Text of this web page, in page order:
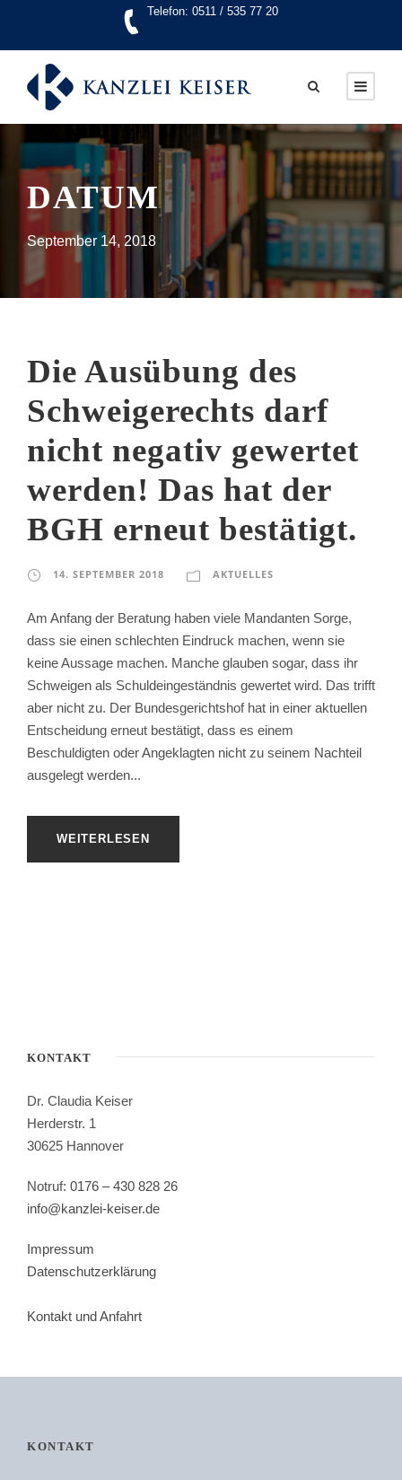
Telefon: 0511 / 535 77 20
DATUM
September 14, 2018
Die Ausübung des
Schweigerechts darf
nicht negativ gewertet
werden! Das hat der
BGH erneut bestätigt.
14. SEPTEMBER 2018 AKTUELLES
Am Anfang der Beratung haben viele Mandanten Sorge,
dass sie einen schlechten Eindruck machen, wenn sie
keine Aussage machen. Manche glauben sogar, dass ihr
Schweigen als Schuldeingeständnis gewertet wird. Das trifft
aber nicht zu. Der Bundesgerichtshof hat in einer aktuellen
Entscheidung erneut bestätigt, dass es einem
Beschuldigten oder Angeklagten nicht zu seinem Nachteil
ausgelegt werden...
WEITERLESEN
KONTAKT
Dr. Claudia Keiser
Herderstr. 1
30625 Hannover
Notruf: 0176 – 430 828 26
info@kanzlei-keiser.de
Impressum
Datenschutzerklärung
Kontakt und Anfahrt
KONTAKT